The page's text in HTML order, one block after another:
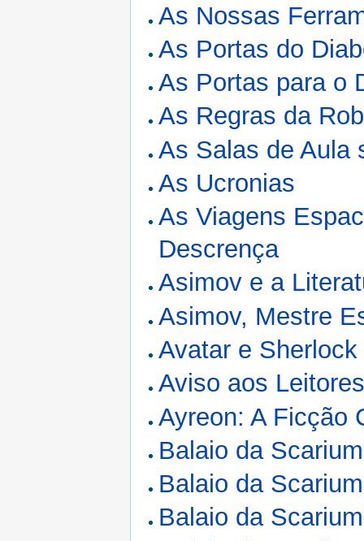
As Nossas
As Portas do
As Portas para o
As Regras da
As Salas de Aula
As Ucronias
As Viagens
Descrença
Asimov e a
Asimov, Mestre
Avatar e
Aviso aos
Ayreon: A Ficção
Balaio da Scarium
Balaio da Scarium
Balaio da Scarium